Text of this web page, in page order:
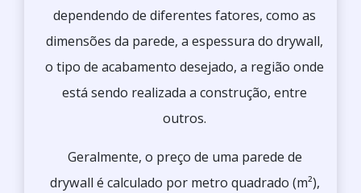
dependendo de diferentes fatores, como as
dimensões da parede, a espessura do drywall,
o tipo de acabamento desejado, a região onde
está sendo realizada a construção, entre
outros.
Geralmente, o preço de uma parede de
drywall é calculado por metro quadrado (m²),